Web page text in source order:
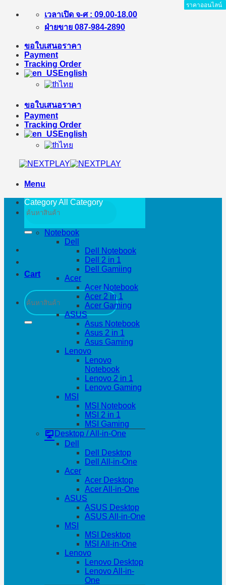
Skip
เวลาเปิด จ-ศ : 09.00-18.00
ฝ่ายขาย 087-984-2890
ขอใบเสนอราคา
Payment
Tracking Order
English
ไทย
ขอใบเสนอราคา
Payment
Tracking Order
English
ไทย
Menu
Search
for:
Cart
Search
for:
Category All Category
Notebook
Dell
Dell Notebook
Dell 2 in 1
Dell Gamiing
Acer
Acer Notebook
Acer 2 in 1
Acer Gaming
ASUS
Asus Notebook
Asus 2 in 1
Asus Gaming
Lenovo
Lenovo
Notebook
Lenovo 2 in 1
Lenovo Gaming
MSI
MSI Notebook
MSI 2 in 1
MSI Gaming
Desktop / All-in-One
Dell
Dell Desktop
Dell All-in-One
Acer
Acer Desktop
Acer All-in-One
ASUS
ASUS Desktop
ASUS All-in-One
MSI
MSI Desktop
MSI All-in-One
Lenovo
Lenovo Desktop
Lenovo All-in-
One
ราคาออนไลน์
ราคาออนไลน์
ราคาออนไลน์
ราคาออนไลน์
ราคาออนไลน์
ราคาออนไลน์
ราคาออนไลน์
ราคาออนไลน์
ราคาออนไลน์